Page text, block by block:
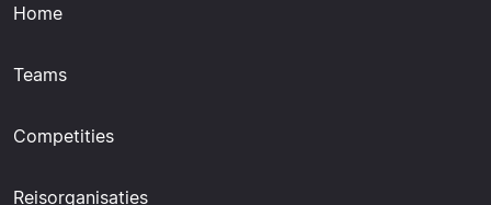
Home
Teams
Competities
Reisorganisaties